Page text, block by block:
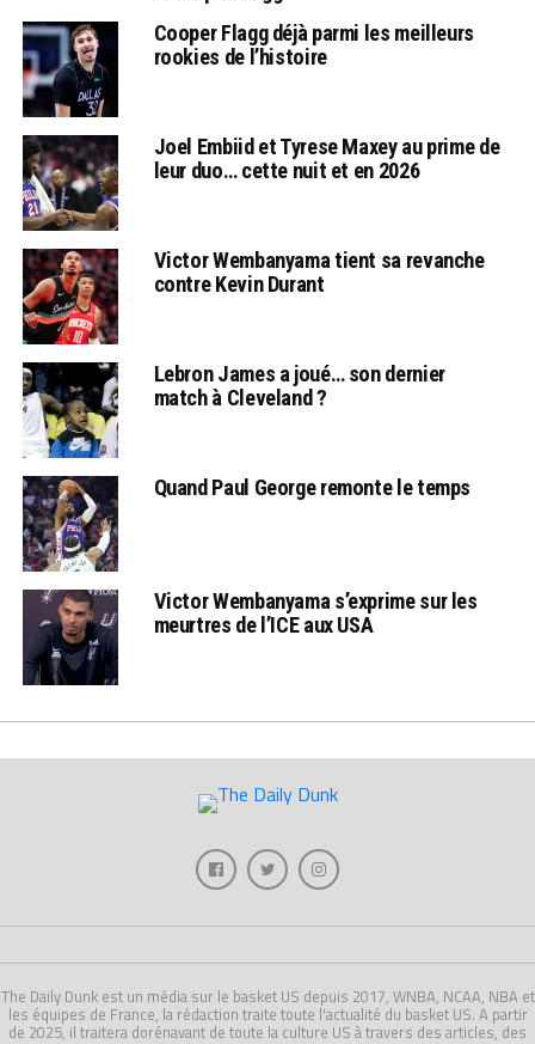
Cooper Flagg déjà parmi les meilleurs
rookies de l’histoire
Joel Embiid et Tyrese Maxey au prime de
leur duo… cette nuit et en 2026
Victor Wembanyama tient sa revanche
contre Kevin Durant
Lebron James a joué… son dernier
match à Cleveland ?
Quand Paul George remonte le temps
Victor Wembanyama s’exprime sur les
meurtres de l’ICE aux USA
The Daily Dunk est un média sur le basket US depuis 2017, WNBA, NCAA, NBA et
les équipes de France, la rédaction traite toute l'actualité du basket US. A partir
de 2025, il traitera dorénavant de toute la culture US à travers des articles, des